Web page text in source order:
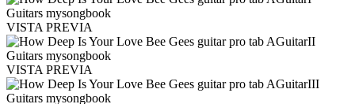
VISTA PREVIA
VISTA PREVIA